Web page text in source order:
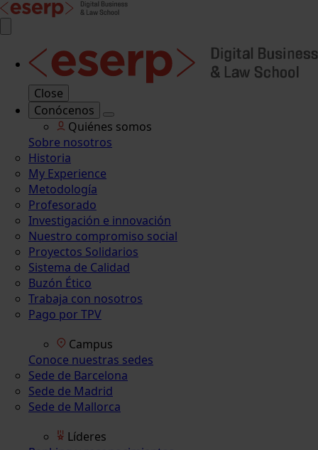
Close
Conócenos
Quiénes somos
Sobre nosotros
Historia
My Experience
Metodología
Profesorado
Investigación e innovación
Nuestro compromiso social
Proyectos Solidarios
Sistema de Calidad
Buzón Ético
Trabaja con nosotros
Pago por TPV
Campus
Conoce nuestras sedes
Sede de Barcelona
Sede de Madrid
Sede de Mallorca
Líderes